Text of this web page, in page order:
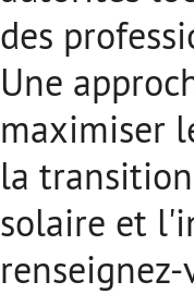
des
Une
maximiser
la
solaire et